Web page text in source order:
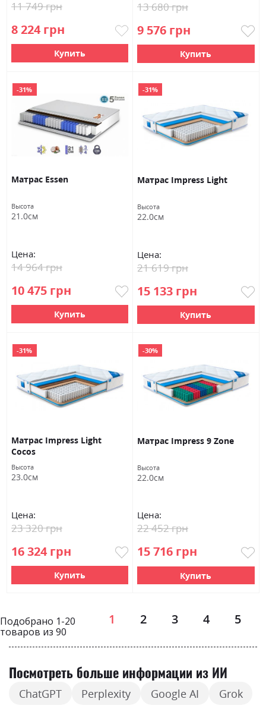
8 224 грн
11 749 грн
Купить
9 576 грн
13 680 грн
Купить
-31%
Матрас Essen
Высота
21.0см
Цена:
10 475 грн
14 964 грн
Купить
-31%
Матрас Impress Light
Высота
22.0см
Цена:
15 133 грн
21 619 грн
Купить
-31%
Матрас Impress Light
Cocos
Высота
23.0см
Цена:
16 324 грн
23 320 грн
Купить
-30%
Матрас Impress 9 Zone
Высота
22.0см
Цена:
15 716 грн
22 452 грн
Купить
Подобрано 1-20
товаров из 90
Страница
1 2 3 4 5
Посмотреть больше информации из ИИ
ChatGPT Perplexity Google AI Grok